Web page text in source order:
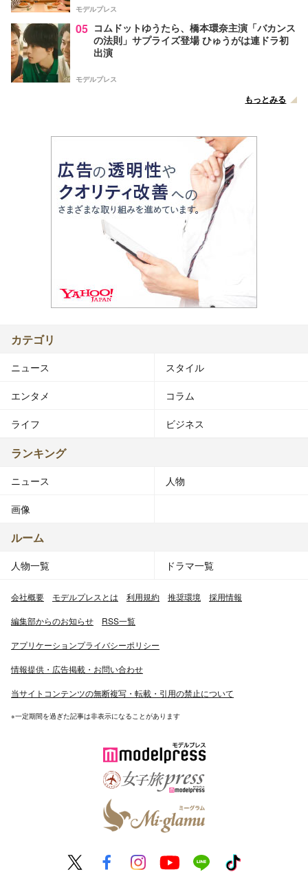
モデルプレス
05 コムドットゆうたら、橋本環奈主演「バカンス
の法則」サプライズ登場 ひゅうがは連ドラ初
出演
モデルプレス
もっとみる
カテゴリ
ニュース スタイル
エンタメ コラム
ライフ ビジネス
ランキング
ニュース 人物
画像
ルーム
人物一覧 ドラマ一覧
会社概要 モデルプレスとは 利用規約 推奨環境 採用情報
編集部からのお知らせ RSS一覧
アプリケーションプライバシーポリシー
情報提供・広告掲載・お問い合わせ
当サイトコンテンツの無断複写・転載・引用の禁止について
※一定期間を過ぎた記事は非表示になることがあります